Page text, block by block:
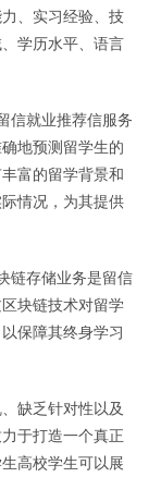
、实习经验、技
学历水平、语言
信就业推荐信服务
地预测留学生的
富的留学背景和
情况，为其提供
链存储业务是留信
块链技术对留学
保障其终身学习
缺乏针对性以及
于打造一个真正
高校学生可以展